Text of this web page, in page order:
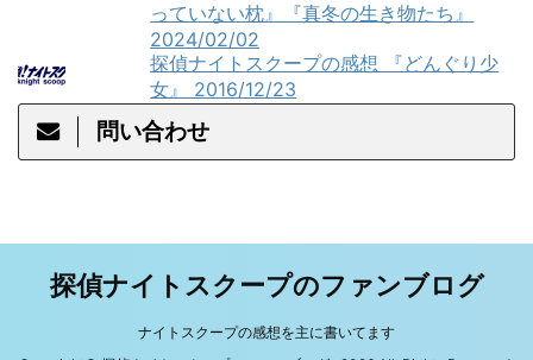
っていない枕』『真冬の生き物たち』
2024/02/02
探偵ナイトスクープの感想 『どんぐり少
女』 2016/12/23
問い合わせ
探偵ナイトスクープのファンブログ
ナイトスクープの感想を主に書いてます